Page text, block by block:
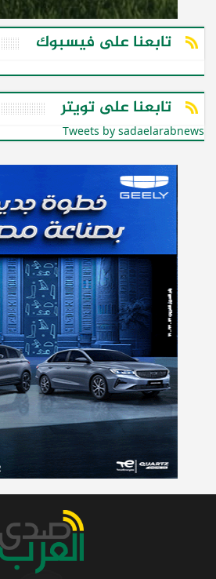
تابعنا على فيسبوك
تابعنا على تويتر
Tweets by sadaelarabnews